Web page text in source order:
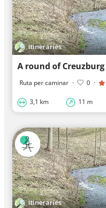
Itineraries
A round of Creuzburg
Ruta per caminar · 0 ·
3,1 km 11 m
Itineraries